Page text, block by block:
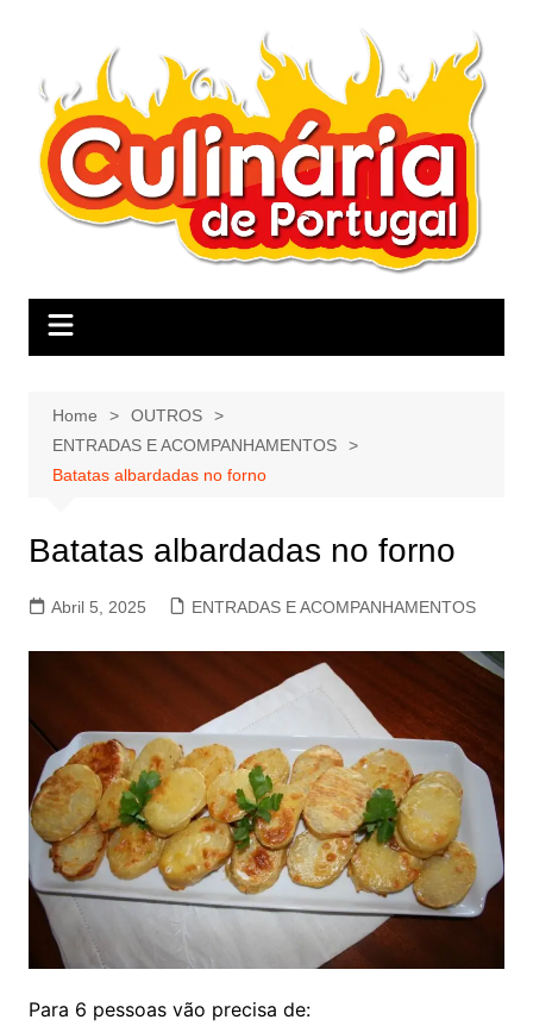
Home
OUTROS
ENTRADAS E ACOMPANHAMENTOS
Batatas albardadas no forno
Batatas albardadas no forno
Abril 5, 2025 ENTRADAS E ACOMPANHAMENTOS
Para 6 pessoas vão precisa de: